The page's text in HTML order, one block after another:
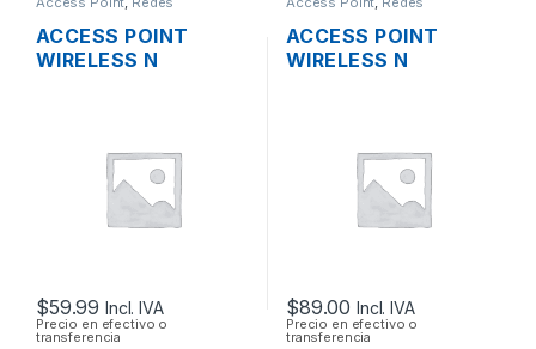
ACCESS POINT
WIRELESS N
DUAL BAND GIGABIT
SOPORTA POE
$59.99 Incl. IVA
Precio en efectivo o
transferencia
ACCESS POINT
WIRELESS N
$89.00 Incl. IVA
Precio en efectivo o
transferencia